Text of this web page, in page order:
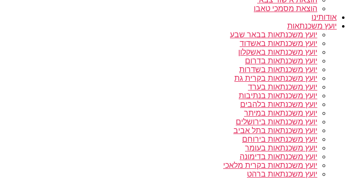
הוצאת מסמכי טאבו
אודותינו
יועץ משכנתאות
יועץ משכנתאות בבאר שבע
יועץ משכנתאות באשדוד
יועץ משכנתאות באשקלון
יועץ משכנתאות בדרום
יועץ משכנתאות בשדרות
יועץ משכנתאות בקרית גת
יועץ משכנתאות בערד
יועץ משכנתאות בנתיבות
יועץ משכנתאות בלהבים
יועץ משכנתאות במיתר
יועץ משכנתאות בירושלים
יועץ משכנתאות בתל אביב
יועץ משכנתאות בירוחם
יועץ משכנתאות בעומר
יועץ משכנתאות בדימונה
יועץ משכנתאות בקרית מלאכי
יועץ משכנתאות ברהט